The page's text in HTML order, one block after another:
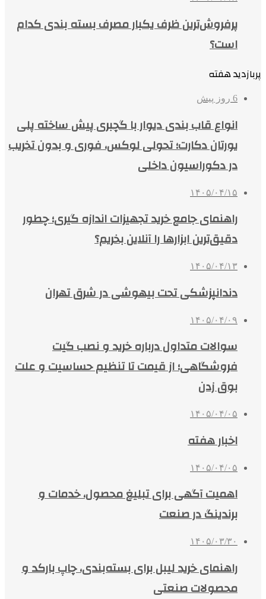
پرفروش‌ترین ظرف یکبار مصرف بسته بندی کدام
است؟
پربازدید هفته
6 روز پیش
انواع قاب بندی دیوار با گچبری پیش ساخته پلی
یورتان دکارت؛ تحولی لوکس، فوری و بدون تخریب
در دکوراسیون داخلی
۱۴۰۵/۰۴/۱۵
راهنمای جامع خرید تجهیزات اندازه گیری؛ چطور
دقیق‌ترین ابزارها را آنلاین بخریم؟
۱۴۰۵/۰۴/۱۳
دندانپزشکی تحت بیهوشی در شرق تهران
۱۴۰۵/۰۴/۰۹
سوالات متداول درباره خرید و نصب گیت
فروشگاهی؛ از قیمت تا تنظیم حساسیت و علت
بوق زدن
۱۴۰۵/۰۴/۰۵
اخبار هفته
۱۴۰۵/۰۴/۰۵
اهمیت آگهی برای تبلیغ محصول، خدمات و
برندینگ در صنعت
۱۴۰۵/۰۳/۳۰
راهنمای خرید لیبل برای بسته‌بندی، چاپ بارکد و
محصولات صنعتی